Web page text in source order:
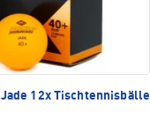
Jade 12x Tischtennisbälle